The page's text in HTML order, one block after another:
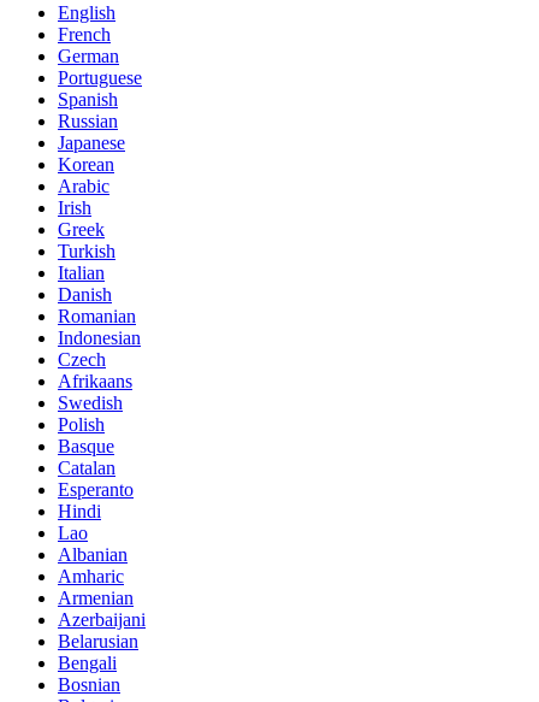
English
French
German
Portuguese
Spanish
Russian
Japanese
Korean
Arabic
Irish
Greek
Turkish
Italian
Danish
Romanian
Indonesian
Czech
Afrikaans
Swedish
Polish
Basque
Catalan
Esperanto
Hindi
Lao
Albanian
Amharic
Armenian
Azerbaijani
Belarusian
Bengali
Bosnian